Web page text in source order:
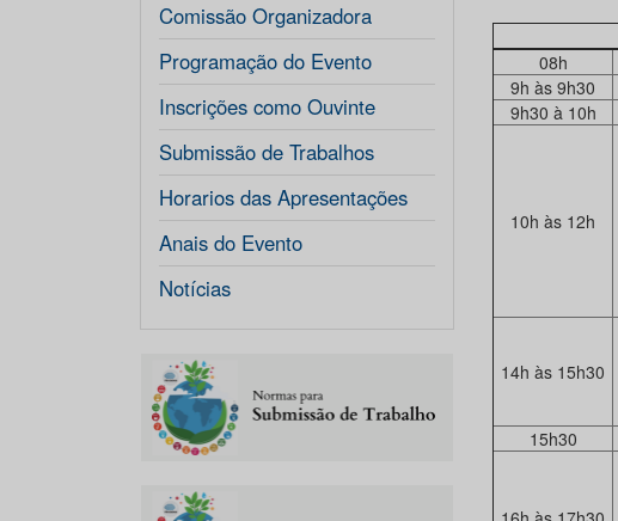
Comissão Organizadora
Programação do Evento
Inscrições como Ouvinte
Submissão de Trabalhos
Horarios das Apresentações
Anais do Evento
Notícias
08h
9h às 9h30
9h30 à 10h
10h às 12h
14h às 15h30
15h30